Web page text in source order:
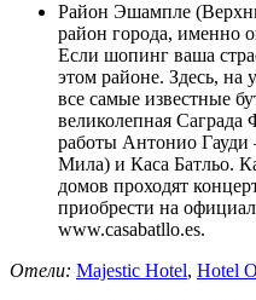
Район Эшампле
район города, именно
Если шопинг ваша
этом районе. Здесь, на
все самые известные
великолепная
работы Антонио
Мила) и Каса Батльо.
домов проходят
приобрести на
www.casabatllo.es.
Отели: Majestic Hotel, Hotel